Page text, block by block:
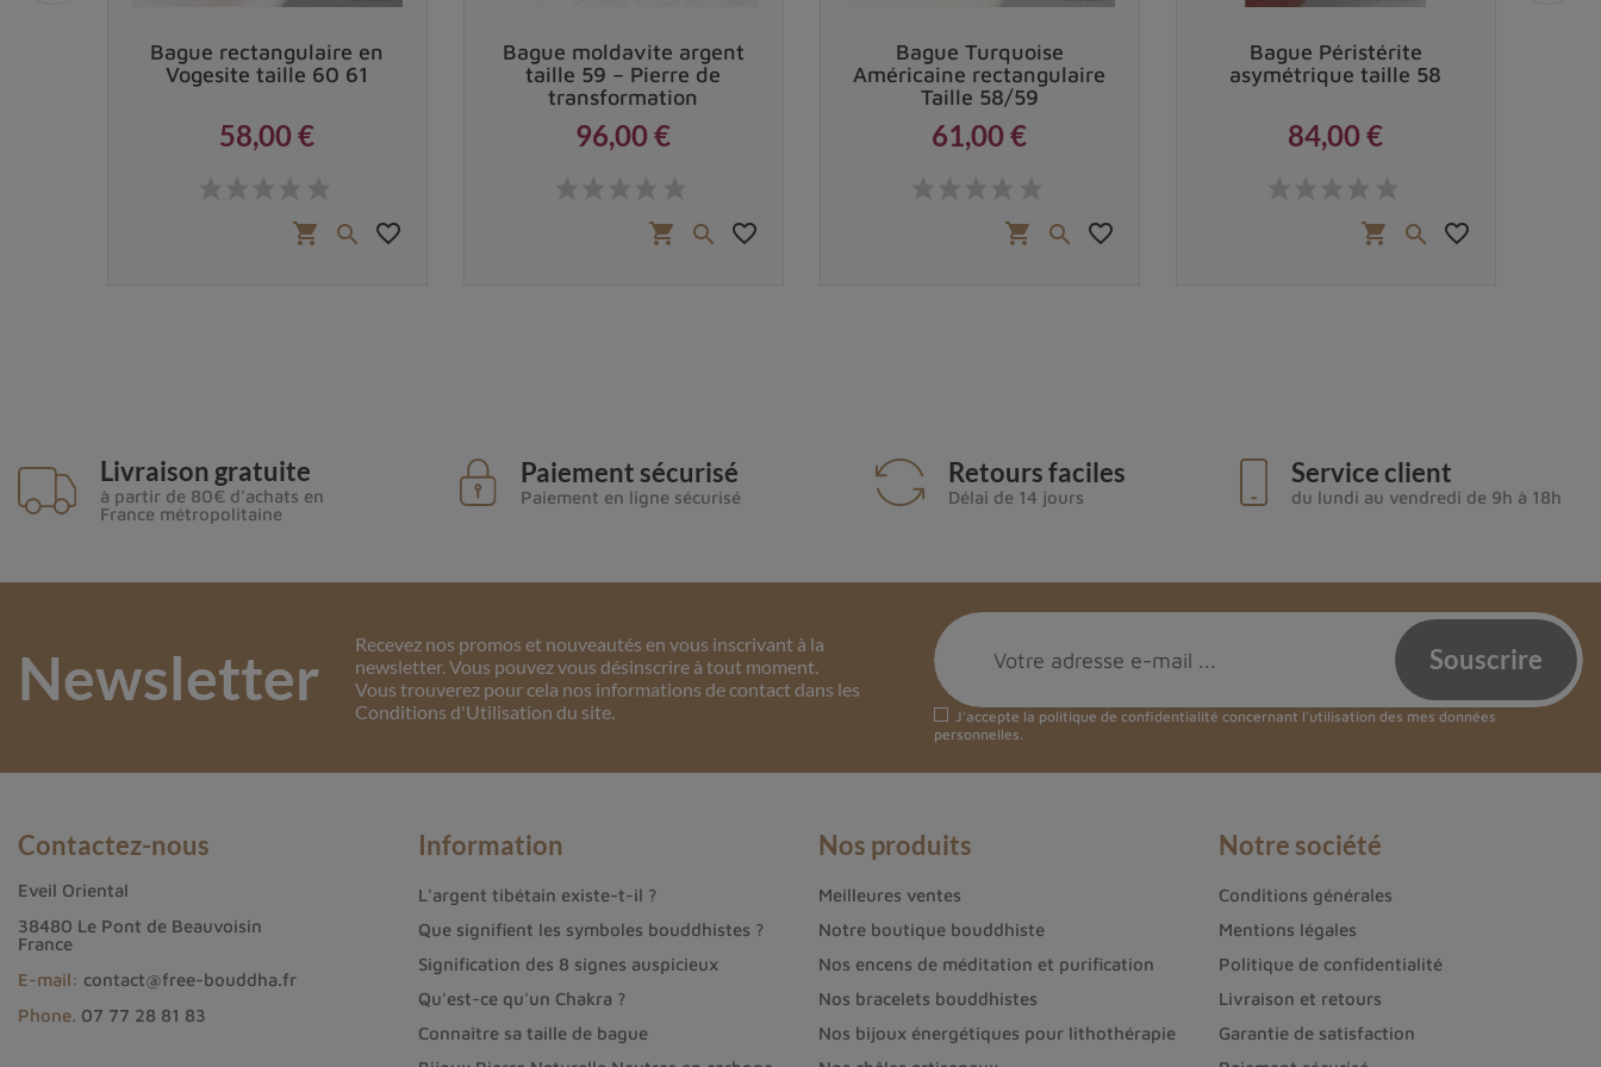
Bague rectangulaire en
Vogesite taille 60 61
58,00 €
shopping_cart  favorite_border
Bague moldavite argent
taille 59 – Pierre de
transformation
96,00 €
shopping_cart  favorite_border
Bague Turquoise
Américaine rectangulaire
Taille 58/59
61,00 €
shopping_cart  favorite_border
Bague Péristérite
asymétrique taille 58
84,00 €
shopping_cart  favorite_border
Livraison gratuite
à partir de 80€ d'achats en
France métropolitaine
Paiement sécurisé
Paiement en ligne sécurisé
Retours faciles
Délai de 14 jours
Service client
du lundi au vendredi de 9h à 18h
Newsletter
Recevez nos promos et nouveautés en vous inscrivant à la
newsletter. Vous pouvez vous désinscrire à tout moment.
Vous trouverez pour cela nos informations de contact dans les
Conditions d'Utilisation du site.
J'accepte la politique de confidentialité concernant l'utilisation des mes données
personnelles.
Contactez-nous
Eveil Oriental
38480 Le Pont de Beauvoisin
France
E-mail: contact@free-bouddha.fr
Phone. 07 77 28 81 83
Information
L'argent tibétain existe-t-il ?
Que signifient les symboles bouddhistes ?
Signification des 8 signes auspicieux
Qu'est-ce qu'un Chakra ?
Connaître sa taille de bague
Nos produits
Meilleures ventes
Notre boutique bouddhiste
Nos encens de méditation et purification
Nos bracelets bouddhistes
Nos bijoux énergétiques pour lithothérapie
Notre société
Conditions générales
Mentions légales
Politique de confidentialité
Livraison et retours
Garantie de satisfaction